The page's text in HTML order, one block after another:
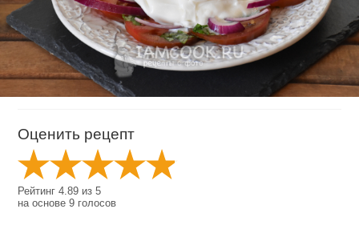
Оценить рецепт
Рейтинг4.89 из5
на основе9 голосов